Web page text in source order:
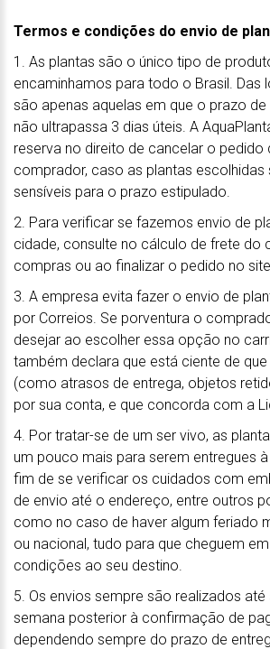
Termos e condições do envio de
1. As plantas são o único tipo de
encaminhamos para todo o Brasil. Das
são apenas aquelas em que o prazo
não ultrapassa 3 dias úteis. A
reserva no direito de cancelar o pedido
comprador, caso as plantas escolhidas
sensíveis para o prazo estipulado.
2. Para verificar se fazemos envio de
cidade, consulte no cálculo de frete do
compras ou ao finalizar o pedido no site.
3. A empresa evita fazer o envio de
por Correios. Se porventura o
desejar ao escolher essa opção no
também declara que está ciente de
(como atrasos de entrega, objetos
por sua conta, e que concorda com a
4. Por tratar-se de um ser vivo, as
um pouco mais para serem entregues
fim de se verificar os cuidados com
de envio até o endereço, entre outros
como no caso de haver algum feriado
ou nacional, tudo para que cheguem
condições ao seu destino.
5. Os envios sempre são realizados até
semana posterior à confirmação de
dependendo sempre do prazo de